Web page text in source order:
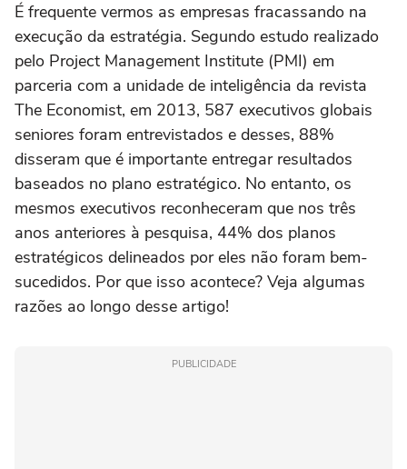
É frequente vermos as empresas fracassando na
execução da estratégia. Segundo estudo realizado
pelo Project Management Institute (PMI) em
parceria com a unidade de inteligência da revista
The Economist, em 2013, 587 executivos globais
seniores foram entrevistados e desses, 88%
disseram que é importante entregar resultados
baseados no plano estratégico. No entanto, os
mesmos executivos reconheceram que nos três
anos anteriores à pesquisa, 44% dos planos
estratégicos delineados por eles não foram bem-
sucedidos. Por que isso acontece? Veja algumas
razões ao longo desse artigo!
PUBLICIDADE